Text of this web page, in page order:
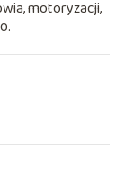
motoryzacji,